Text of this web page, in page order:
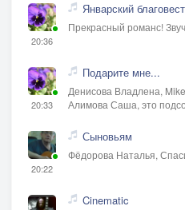
20:36
Январский благовест
Прекрасный романс!
20:33
Подарите мне...
Денисова Владлена,
Алимова Саша, это
20:22
Сыновьям
Фёдорова Наталья,
Cinematic